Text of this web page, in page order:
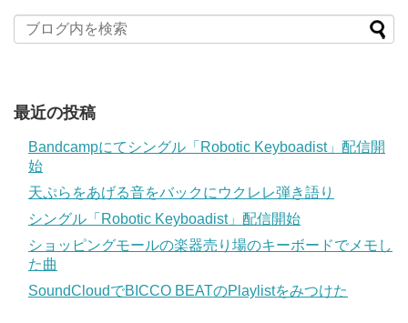
最近の投稿
Bandcampにてシングル「Robotic Keyboadist」配信開
始
天ぷらをあげる音をバックにウクレレ弾き語り
シングル「Robotic Keyboadist」配信開始
ショッピングモールの楽器売り場のキーボードでメモし
た曲
SoundCloudでBICCO BEATのPlaylistをみつけた